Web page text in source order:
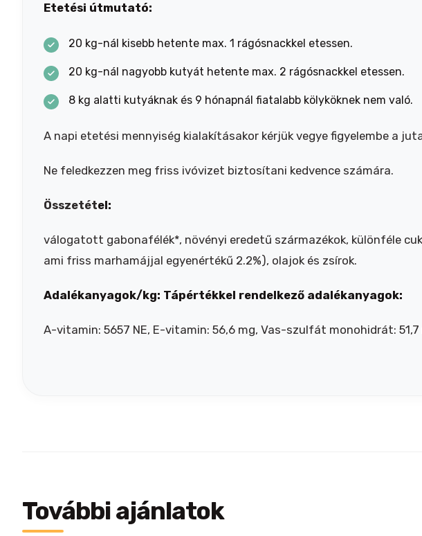
Etetési útmutató:
20 kg-nál kisebb hetente max. 1 rágósnackkel etessen.
20 kg-nál nagyobb kutyát hetente max. 2 rágósnackkel etessen.
8 kg alatti kutyáknak és 9 hónapnál fiatalabb kölyköknek nem való.
A napi etetési mennyiség kialakításakor kérjük vegye figyelembe a
Ne feledkezzen meg friss ivóvizet biztosítani kedvence számára.
Összetétel:
válogatott gabonafélék*, növényi eredetű származékok, különféle
ami friss marhamájjal egyenértékű 2.2%), olajok és zsírok.
Adalékanyagok/kg: Tápértékkel rendelkező adalékanyagok:
A-vitamin: 5657 NE, E-vitamin: 56,6 mg, Vas-szulfát monohidrát: 51,7
További ajánlatok